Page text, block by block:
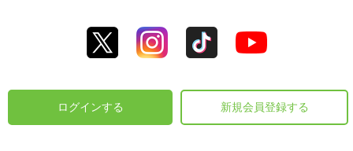
ログインする 新規会員登録する